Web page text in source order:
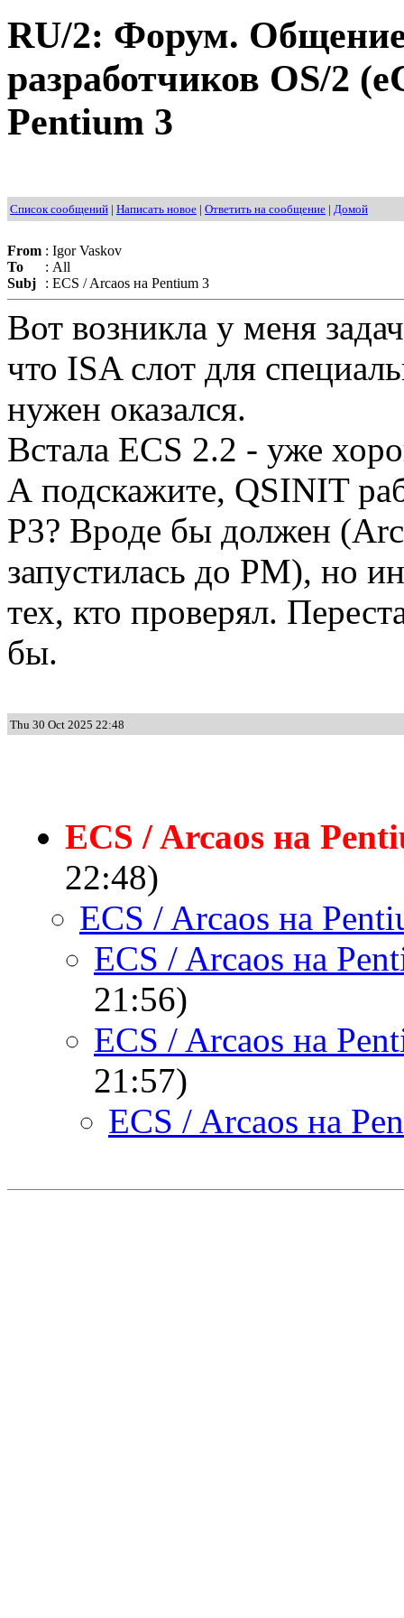
RU/2: Форум. Общение
разработчиков OS/2
Pentium 3
Список сообщений | Написать новое | Ответить на сообщение | Домой
From : Igor Vaskov
To
: All
Subj
: ECS / Arcaos на Pentium 3
Вот возникла у меня
что ISA слот для
нужен оказался.
Встала ECS 2.2 - уже
А подскажите, QSINIT
P3? Вроде бы должен
запустилась до PM), но
тех, кто проверял.
бы.
Thu 30 Oct 2025 22:48
ECS / Arcaos на
22:48)
ECS / Arcaos на
ECS / Arcaos на
21:56)
ECS / Arcaos на
21:57)
ECS / Arcaos на